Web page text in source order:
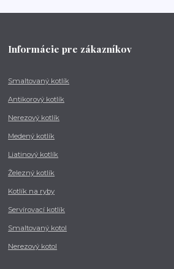
Informácie pre zákazníkov
Smaltovaný kotlík
Antikorový kotlík
Nerezový kotlík
Medený kotlík
Liatinový kotlík
Železný kotlík
Kotlík na ryby
Servírovací kotlík
Smaltovaný kotol
Nerezový kotol